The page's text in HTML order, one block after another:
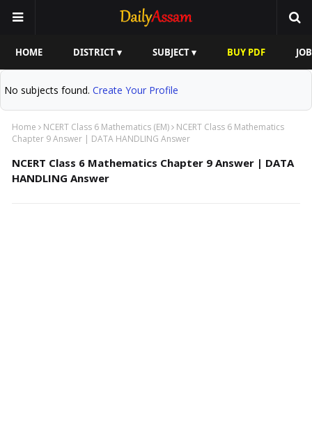
HOME DISTRICT ▾ SUBJECT ▾ BUY PDF
No subjects found. Create Your Profile
Home NCERT Class 6 Mathematics (EM)
NCERT Class 6 Mathematics
Chapter 9 Answer | DATA HANDLING Answer
NCERT Class 6 Mathematics Chapter 9 Answer | DATA
HANDLING Answer